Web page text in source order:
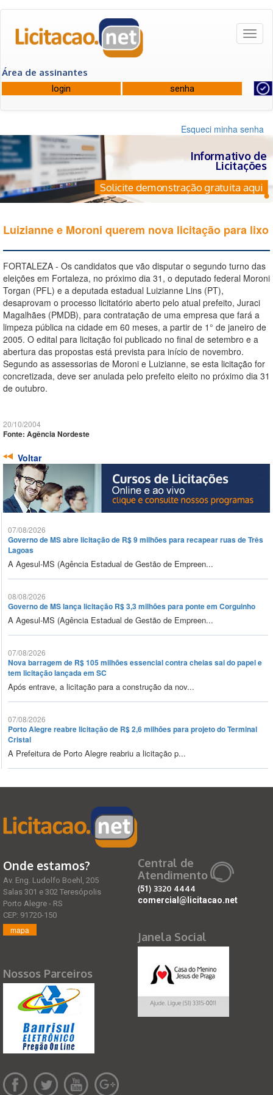
Área de assinantes
Esqueci minha senha
Informativo de
Licitações
Solicite demonstração gratuita aqui
Luizianne e Moroni querem nova licitação para lixo
FORTALEZA - Os candidatos que vão disputar o segundo turno das
eleições em Fortaleza, no próximo dia 31, o deputado federal Moroni
Torgan (PFL) e a deputada estadual Luizianne Lins (PT),
desaprovam o processo licitatório aberto pelo atual prefeito, Juraci
Magalhães (PMDB), para contratação de uma empresa que fará a
limpeza pública na cidade em 60 meses, a partir de 1° de janeiro de
2005. O edital para licitação foi publicado no final de setembro e a
abertura das propostas está prevista para início de novembro.
Segundo as assessorias de Moroni e Luizianne, se esta licitação for
concretizada, deve ser anulada pelo prefeito eleito no próximo dia 31
de outubro.
20/10/2004
Fonte: Agência Nordeste
Voltar
07/08/2026
Governo de MS abre licitação de R$ 9 milhões para recapear ruas de Três
Lagoas
A Agesul-MS (Agência Estadual de Gestão de Empreen...
08/08/2026
Governo de MS lança licitação R$ 3,3 milhões para ponte em Corguinho
A Agesul-MS (Agência Estadual de Gestão de Empreen...
07/08/2026
Nova barragem de R$ 105 milhões essencial contra cheias sai do papel e
tem licitação lançada em SC
Após entrave, a licitação para a construção da nov...
07/08/2026
Porto Alegre reabre licitação de R$ 2,6 milhões para projeto do Terminal
Cristal
A Prefeitura de Porto Alegre reabriu a licitação p...
Onde estamos?
Av. Eng. Ludolfo Boehl, 205
Salas 301 e 302 Teresópolis
Porto Alegre - RS
CEP: 91720-150
mapa
Nossos Parceiros
Central de
Atendimento
(51) 3320 4444
comercial@licitacao.net
Janela Social